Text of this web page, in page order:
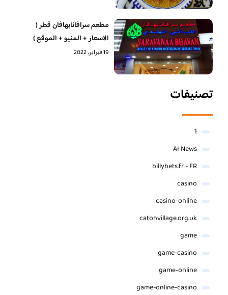
مطعم سرافانابهافان قطر (
الاسعار + المنيو + الموقع )
19 فبراير، 2022
تصنيفات
1
AI News
billybets.fr - FR
casino
casino-online
catonvillage.org.uk
game
game-casino
game-online
game-online-casino